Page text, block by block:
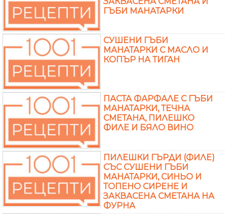
ГЪБИ МАНАТАРКИ
СУШЕНИ ГЪБИ
МАНАТАРКИ С МАСЛО И
КОПЪР НА ТИГАН
ПАСТА ФАРФАЛЕ С ГЪБИ
МАНАТАРКИ, ТЕЧНА
СМЕТАНА, ПИЛЕШКО
ФИЛЕ И БЯЛО ВИНО
ПИЛЕШКИ ГЪРДИ (ФИЛЕ)
СЪС СУШЕНИ ГЪБИ
МАНАТАРКИ, СИНЬО И
ТОПЕНО СИРЕНЕ И
ЗАКВАСЕНА СМЕТАНА НА
ФУРНА